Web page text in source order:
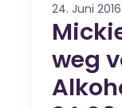
24. Juni 2016
weg